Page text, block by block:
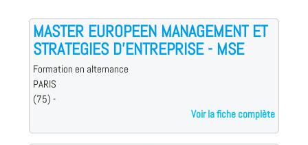
MASTER EUROPEEN MANAGEMENT ET
STRATEGIES D'ENTREPRISE - MSE
Formation en alternance
PARIS
(75) -
Voir la fiche complète